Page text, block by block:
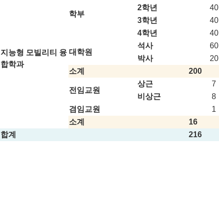
지능형 모빌리티 융
합학과
학부
2학년
40
3학년
40
4학년
40
대학원
석사
60
박사
20
소계
200
전임교원
상근
7
비상근
8
겸임교원
1
소계
16
합계
216